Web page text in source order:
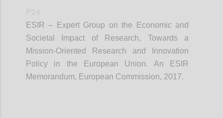
ESIR – Expert Group on the Economic and
Societal Impact of Research, Towards a
Mission-Oriented Research and Innovation
Policy in the European Union. An ESIR
Memorandum, European Commission, 2017.